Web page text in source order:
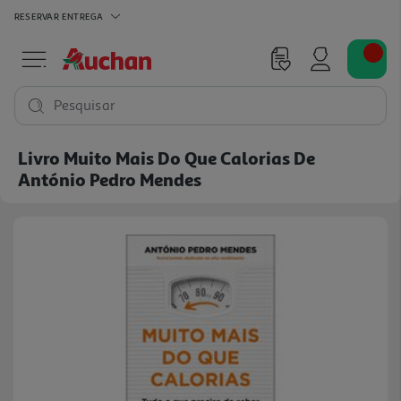
RESERVAR ENTREGA
Pesquisar
Livro Muito Mais Do Que Calorias De
António Pedro Mendes